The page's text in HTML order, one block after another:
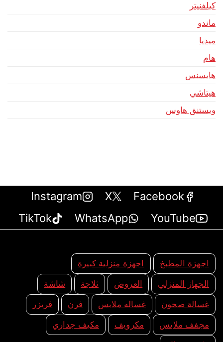
كيلفنيتر
ماندو
ميديا
هام
هايسنس
هيتاشي
ويستنق هاوس
Facebook
X
Instagram
YouTube
WhatsApp
TikTok
اجهزة المطبخ اجهزة منزلية كبيرة
الجهاز المنزلي العروض ثلاجة شاشة
غسالة صحون غساله ملابس فرن فريزر
مجفف ملابس مكرويف مكيف جداري